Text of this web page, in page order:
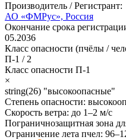
Производитель / Регистрант:
АО «ФМРус», Россия
Окончание срока
05.2036
Класс опасности (пчёлы /
П-1 /2
Класс опасности П-1
×
string(26) "высокоопасные"
Степень опасности:
Скорость ветра: до 1–2 м/с
Пограничнозащитная зона
Ограничение лета пчел: